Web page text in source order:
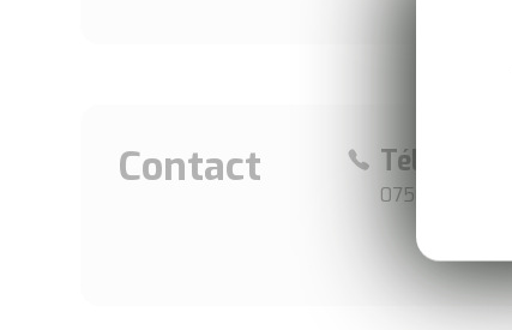
Contact Téléphone
0750581388